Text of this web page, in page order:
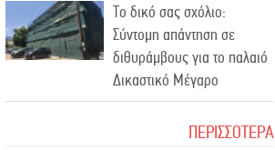
«Σφραγίδα» έργου και
απολογισμού στο
Παναρκαδικό από τον Κυρ.
Διαμαντάκο
Μια «χρυσή» ελαιοκομική
Το δικό σας σχόλιο:
Σύντομη απάντηση σε
διθυράμβους για το παλαιό
Δικαστικό Μέγαρο
Το δικό σας σχόλιο: Ιερή
ΠΕΡΙΣΣΟΤΕΡΑ